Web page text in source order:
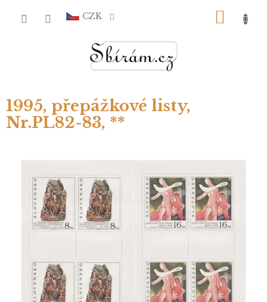
CZK
1995, přepážkové listy,
Nr.PL82-83, **